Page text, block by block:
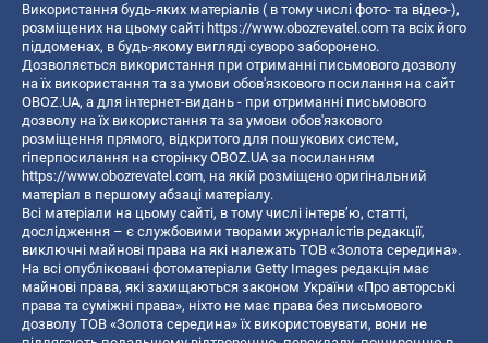
Використання будь-яких матеріалів ( в тому числі фото- та відео-),
розміщених на цьому сайті https://www.obozrevatel.com та всіх його
піддоменах, в будь-якому вигляді суворо заборонено.
Дозволяється використання при отриманні письмового дозволу
на їх використання та за умови обов'язкового посилання на сайт
OBOZ.UA, а для інтернет-видань - при отриманні письмового
дозволу на їх використання та за умови обов'язкового
розміщення прямого, відкритого для пошукових систем,
гіперпосилання на сторінку OBOZ.UA за посиланням
https://www.obozrevatel.com, на якій розміщено оригінальний
матеріал в першому абзаці матеріалу.
Всі матеріали на цьому сайті, в тому числі інтерв’ю, статті,
дослідження – є службовими творами журналістів редакції,
виключні майнові права на які належать ТОВ «Золота середина».
На всі опубліковані фотоматеріали Getty Images редакція має
майнові права, які захищаються законом України «Про авторські
права та суміжні права», ніхто не має права без письмового
дозволу ТОВ «Золота середина» їх використовувати, вони не